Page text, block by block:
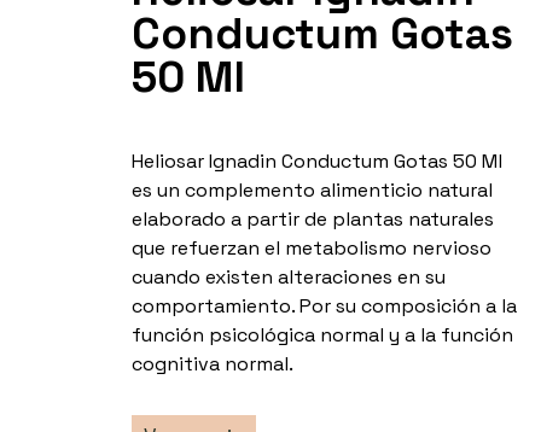
Conductum Gotas
50 Ml
Heliosar Ignadin Conductum Gotas 50 Ml
es un complemento alimenticio natural
elaborado a partir de plantas naturales
que refuerzan el metabolismo nervioso
cuando existen alteraciones en su
comportamiento. Por su composición a la
función psicológica normal y a la función
cognitiva normal.